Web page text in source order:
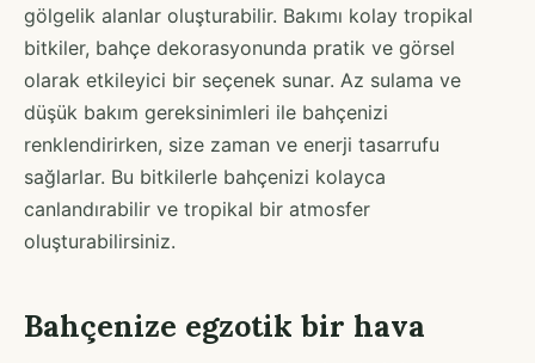
gölgelik alanlar oluşturabilir. Bakımı kolay tropikal
bitkiler, bahçe dekorasyonunda pratik ve görsel
olarak etkileyici bir seçenek sunar. Az sulama ve
düşük bakım gereksinimleri ile bahçenizi
renklendirirken, size zaman ve enerji tasarrufu
sağlarlar. Bu bitkilerle bahçenizi kolayca
canlandırabilir ve tropikal bir atmosfer
oluşturabilirsiniz.
Bahçenize egzotik bir hava